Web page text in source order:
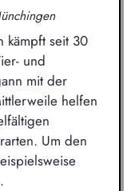
kämpft seit 30
und
mit der
helfen
Um den